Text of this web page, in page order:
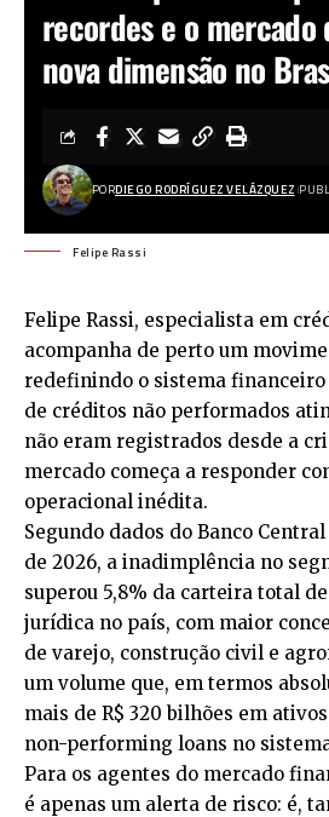
recordes e o mercado
nova dimensão no
PORDIEGO RODRÍGUEZ VELÁZQUEZ
Felipe Rassi
Felipe Rassi, especialista em
acompanha de perto um
redefinindo o sistema
de créditos não performados
não eram registrados desde a
mercado começa a responder
operacional inédita.
Segundo dados do Banco
de 2026, a inadimplência no
superou 5,8% da carteira total
jurídica no país, com maior
de varejo, construção civil e
um volume que, em termos
mais de R$ 320 bilhões em
non-performing loans no
Para os agentes do mercado
é apenas um alerta de risco: é,